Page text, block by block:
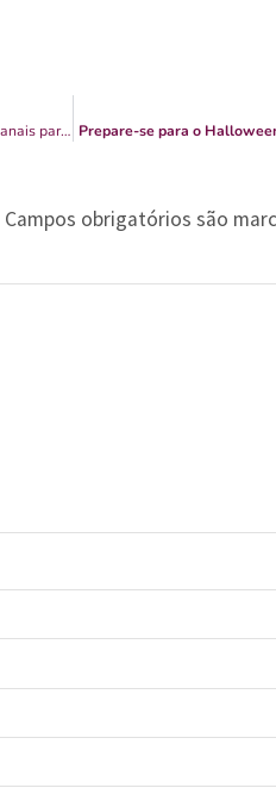
Mercado Municipal de Curitiba promove encontros semanais para troca de figurinhas Prepare-se para o
Campos obrigatórios são